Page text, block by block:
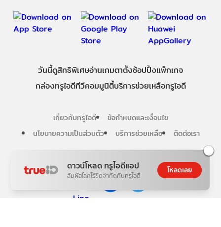
ดาวน์โหลด ทรูไอดีแอป
สัมผัสโลกไร้ขีดจำกัดกับทรูไอดี
โหลดเลย
Follow us
วันนี้ดูสิทธิพิเศษอ่านเกมตาตั้งช้อปปิ้งแพ็กเกจ
กล่องทรูไอดีทีวีคอมมูนิตี้บริการช่วยเหลือทรูไอดี
เกี่ยวกับทรูไอดี
ข้อกำหนดและเงื่อนไข
นโยบายความเป็นส่วนตัว
บริการช่วยเหลือ ติดต่อเรา